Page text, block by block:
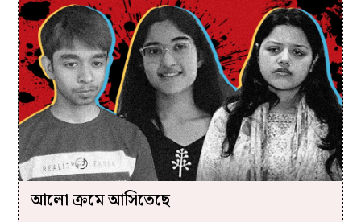
আলো ক্রমে আসিতেছে